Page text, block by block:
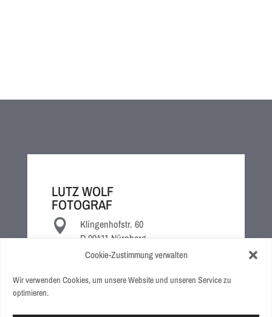
Cookie-Zustimmung verwalten
Wir verwenden Cookies, um unsere Website und unseren Service zu
optimieren.
LUTZ WOLF
FOTOGRAF

Klingenhofstr. 60
D-90411 Nürnberg
+49 911 5194 1222
 wolf@lutz-wolf.de